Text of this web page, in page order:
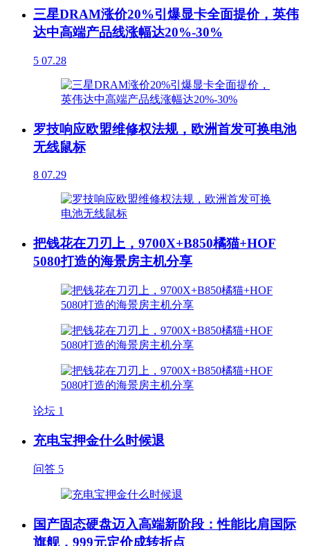
三星DRAM涨价20%引爆显卡全面提价，英伟
达中高端产品线涨幅达20%-30%
5 07.28
罗技响应欧盟维修权法规，欧洲首发可换电池
无线鼠标
8 07.29
把钱花在刀刃上，9700X+B850橘猫+HOF
5080打造的海景房主机分享
论坛 1
充电宝押金什么时候退
问答 5
国产固态硬盘迈入高端新阶段：性能比肩国际
旗舰，999元定价成转折点